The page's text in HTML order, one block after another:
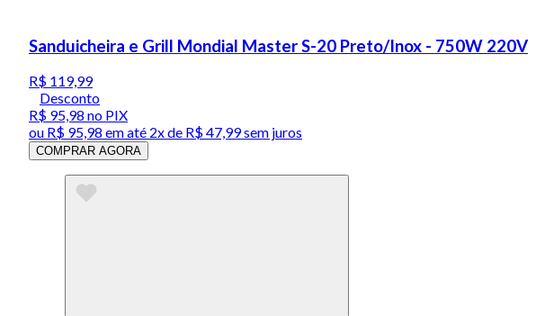
Sanduicheira e Grill Mondial Master S-20 Preto/Inox - 750W 220V
R$ 119,99
Desconto
R$ 95,98 no PIX
ou R$ 95,98 em até 2x de R$ 47,99 sem juros
COMPRAR AGORA